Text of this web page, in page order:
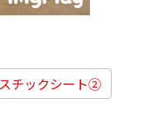
チックシート②